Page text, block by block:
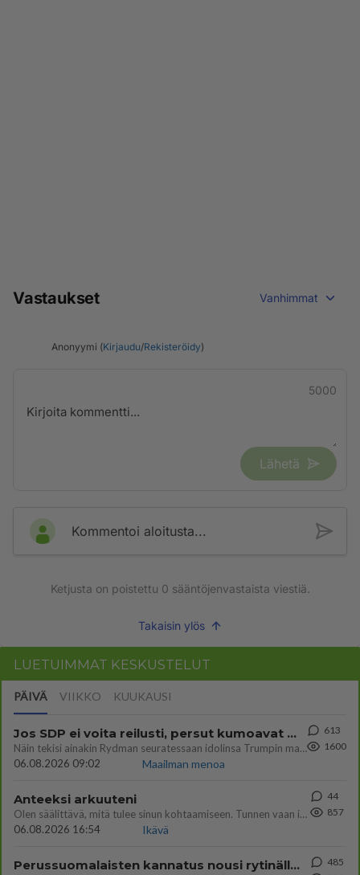
Vastaukset Vanhimmat
Anonyymi (Kirjaudu/Rekisteröidy)
5000
Lähetä
Kommentoi aloitusta...
Ketjusta on poistettu 0 sääntöjenvastaista viestiä.
Takaisin ylös
LUETUIMMAT KESKUSTELUT
PÄIVÄ VIIKKO KUUKAUSI
Jos SDP ei voita reilusti, persut kumoavat demokratian Suomesta
Näin tekisi ainakin Rydman seuratessaan idolinsa Trumpin mallia https://www.is.fi/politiikka/art-2000012187244.html
06.08.2026 09:02
Maailman menoa
613
1600
Anteeksi arkuuteni
Olen säälittävä, mitä tulee sinun kohtaamiseen. Tunnen vaan itseni todella epävarmaksi sun kanssa. Jos minun olisi pitän
06.08.2026 16:54
Ikävä
44
857
Perussuomalaisten kannatus nousi rytinällä Ylen tänään julkaisemassa tuoreimmassa gallup-kyselyssä.
485